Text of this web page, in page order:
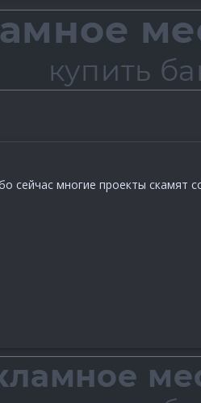
сейчас многие проекты скамят